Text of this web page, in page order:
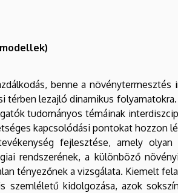
benne a növénytermesztés
térben lezajló dinamikus
tudományos témáinak
kapcsolódási pontokat hozzon
fejlesztése, amely
rendszerének, a különböző
tényezőnek a vizsgálata. Kiemelt
szemléletű kidolgozása, azok